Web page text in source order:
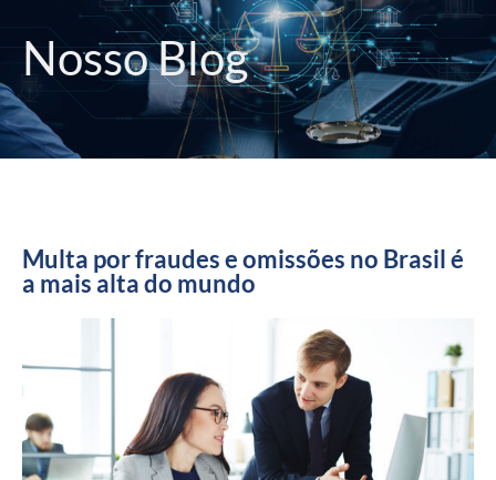
Nosso Blog
Multa por fraudes e omissões no Brasil é
a mais alta do mundo